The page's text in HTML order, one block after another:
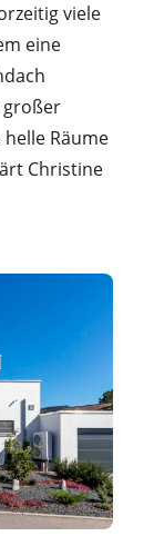
viele
eine
großer
Räume
Christine